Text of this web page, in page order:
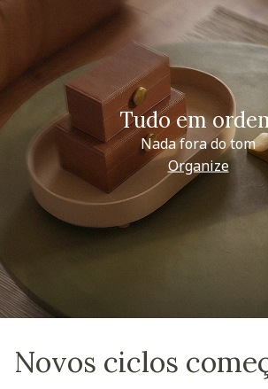
Tudo em
Nada fora do tom
Organize
Novos ciclos